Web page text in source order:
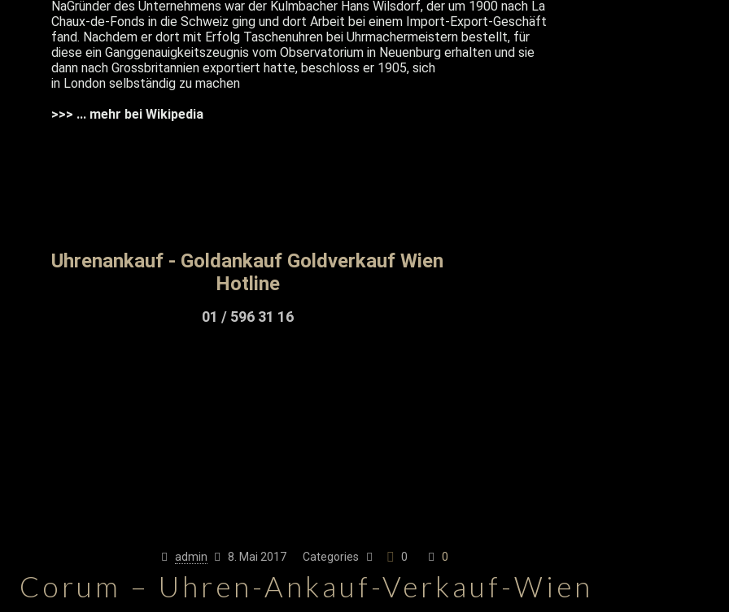
admin 8. Mai 2017 Categories 0 0
Corum – Uhren-Ankauf-Verkauf-Wien